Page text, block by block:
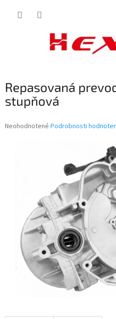
Repasovaná
stupňová
Priemerné
Neohodnotené Podrobnosti